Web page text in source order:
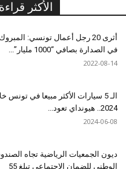
الأكثر قراءة
أثرى 20 رجل أعمال تونسي: المبروك
في الصدارة بصافي “1000 مليار”...
2022-08-14
الـ 5 سيارات الأكثر مبيعا في تونس
2024.. هيونداي تعود...
2024-06-08
ديون الجمعيات الرياضية تجاه
الوطني للضمان الاجتماعي تبلغ 55